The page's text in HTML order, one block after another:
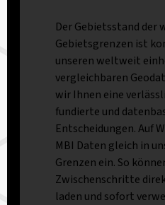
Der Gebietsstand der
Gebietsgrenzen ist
unseren weltweit
vergleichbaren
wir Ihnen eine
fundierte und
Entscheidungen. Auf
MBI Daten gleich in
Grenzen ein. So
Zwischenschritte
laden und sofort